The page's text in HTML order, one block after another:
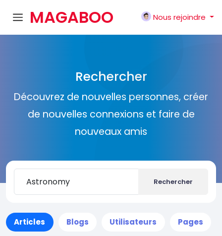
MAGABOO
Nous rejoindre
Rechercher
Découvrez de nouvelles personnes, créer
de nouvelles connexions et faire de
nouveaux amis
Rechercher
Articles Blogs Utilisateurs Pages